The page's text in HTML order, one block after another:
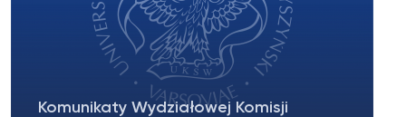
Komunikaty Wydziałowej Komisji